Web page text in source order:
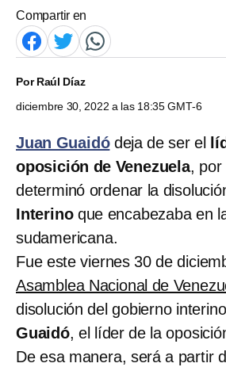
Compartir en
PorRaúl Díaz
diciembre 30, 2022 a las 18:35 GMT-6
Juan Guaidódeja de ser el
oposición de Venezuela, por
determinó ordenar la
Interinoque encabezaba en
sudamericana.
Fue este viernes 30 de
Asamblea Nacional de
disolución del gobierno
Guaidó, el líder de la
De esa manera, será a partir